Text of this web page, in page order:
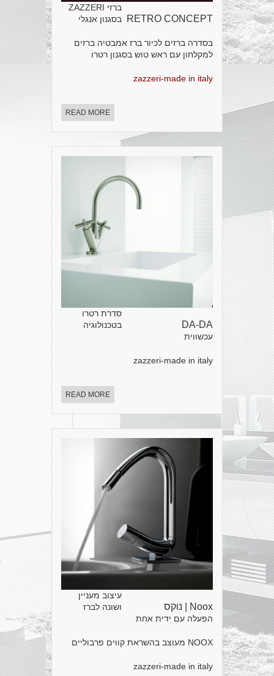
RETRO CONCEPT
ברזי ZAZZERI
בסגנון אנגלי
בסדרה ברזים לכיור ברז אמבטיה ברזים
למקלחון עם ראש טוש בסגנון רטרו
zazzeri-made in italy
READ MORE
DA-DA
סדרת רטרו
בטכנולוגיה
עכשווית
zazzeri-made in italy
READ MORE
Noox | נוקס
עיצוב מעניין
ושונה לברז
הפעלה עם ידית אחת
NOOX מעוצב בהשראת קווים פרבוליים
zazzeri-made in italy